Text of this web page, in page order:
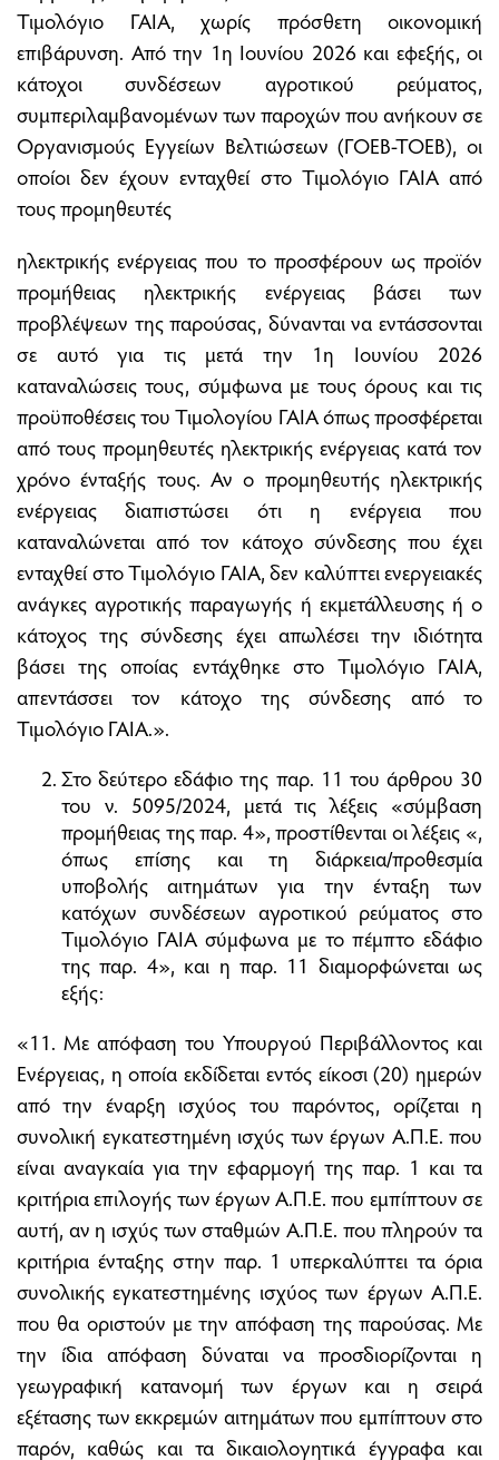
Τιμολόγιο ΓΑΙΑ, χωρίς πρόσθετη οικονομική
επιβάρυνση. Από την 1η Ιουνίου 2026 και εφεξής, οι
κάτοχοι συνδέσεων αγροτικού ρεύματος,
συμπεριλαμβανομένων των παροχών που ανήκουν σε
Οργανισμούς Εγγείων Βελτιώσεων (ΓΟΕΒ-ΤΟΕΒ), οι
οποίοι δεν έχουν ενταχθεί στο Τιμολόγιο ΓΑΙΑ από
τους προμηθευτές
ηλεκτρικής ενέργειας που το προσφέρουν ως προϊόν
προμήθειας ηλεκτρικής ενέργειας βάσει των
προβλέψεων της παρούσας, δύνανται να εντάσσονται
σε αυτό για τις μετά την 1η Ιουνίου 2026
καταναλώσεις τους, σύμφωνα με τους όρους και τις
προϋποθέσεις του Τιμολογίου ΓΑΙΑ όπως προσφέρεται
από τους προμηθευτές ηλεκτρικής ενέργειας κατά τον
χρόνο ένταξής τους. Αν ο προμηθευτής ηλεκτρικής
ενέργειας διαπιστώσει ότι η ενέργεια που
καταναλώνεται από τον κάτοχο σύνδεσης που έχει
ενταχθεί στο Τιμολόγιο ΓΑΙΑ, δεν καλύπτει ενεργειακές
ανάγκες αγροτικής παραγωγής ή εκμετάλλευσης ή ο
κάτοχος της σύνδεσης έχει απωλέσει την ιδιότητα
βάσει της οποίας εντάχθηκε στο Τιμολόγιο ΓΑΙΑ,
απεντάσσει τον κάτοχο της σύνδεσης από το
Τιμολόγιο ΓΑΙΑ.».
Στο δεύτερο εδάφιο της παρ. 11 του άρθρου 30
του ν. 5095/2024, μετά τις λέξεις «σύμβαση
προμήθειας της παρ. 4», προστίθενται οι λέξεις «,
όπως επίσης και τη διάρκεια/προθεσμία
υποβολής αιτημάτων για την ένταξη των
κατόχων συνδέσεων αγροτικού ρεύματος στο
Τιμολόγιο ΓΑΙΑ σύμφωνα με το πέμπτο εδάφιο
της παρ. 4», και η παρ. 11 διαμορφώνεται ως
εξής:
«11. Με απόφαση του Υπουργού Περιβάλλοντος και
Ενέργειας, η οποία εκδίδεται εντός είκοσι (20) ημερών
από την έναρξη ισχύος του παρόντος, ορίζεται η
συνολική εγκατεστημένη ισχύς των έργων Α.Π.Ε. που
είναι αναγκαία για την εφαρμογή της παρ. 1 και τα
κριτήρια επιλογής των έργων Α.Π.Ε. που εμπίπτουν σε
αυτή, αν η ισχύς των σταθμών Α.Π.Ε. που πληρούν τα
κριτήρια ένταξης στην παρ. 1 υπερκαλύπτει τα όρια
συνολικής εγκατεστημένης ισχύος των έργων Α.Π.Ε.
που θα οριστούν με την απόφαση της παρούσας. Με
την ίδια απόφαση δύναται να προσδιορίζονται η
γεωγραφική κατανομή των έργων και η σειρά
εξέτασης των εκκρεμών αιτημάτων που εμπίπτουν στο
παρόν, καθώς και τα δικαιολογητικά έγγραφα και